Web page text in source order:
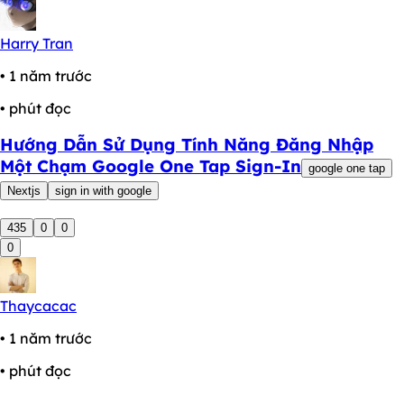
Harry Tran
• 1 năm trước
• phút đọc
Hướng Dẫn Sử Dụng Tính Năng Đăng Nhập
Một Chạm Google One Tap Sign-In google one tap
Nextjs
sign in with google
435 0
0
0
Thaycacac
• 1 năm trước
• phút đọc